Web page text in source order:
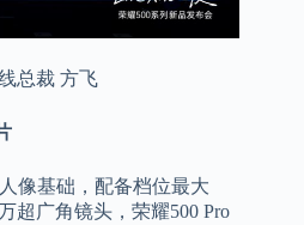
总裁 方飞
像基础，配备档位最大
超广角镜头，荣耀500 Pro